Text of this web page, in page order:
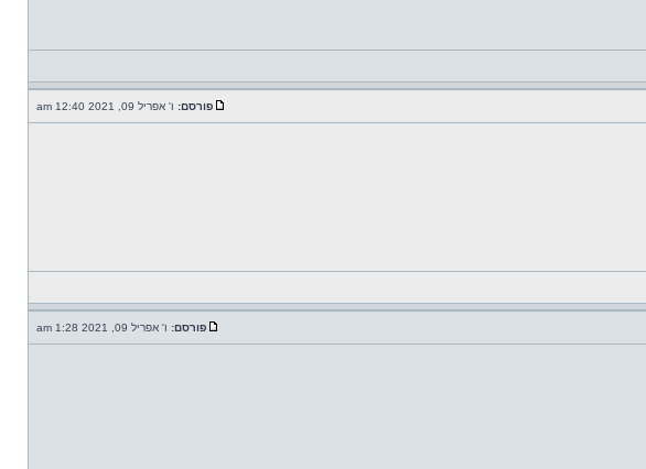
פורסם: ו' אפריל 09, 2021 12:40 am
פורסם: ו' אפריל 09, 2021 1:28 am